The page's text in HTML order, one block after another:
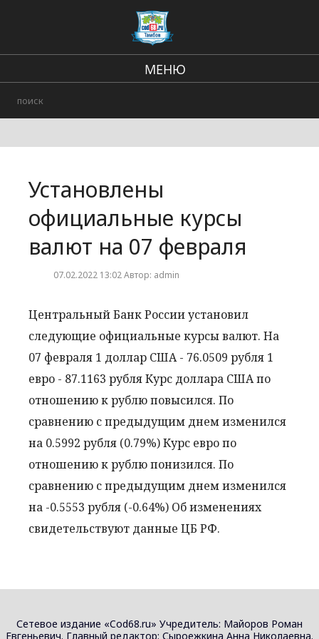
МЕНЮ
Городские события
Установлены
официальные курсы
валют на 07 февраля
07.02.2022 13:02 Автор: admin
Центральный Банк России установил
следующие официальные курсы валют. На
07 февраля 1 доллар США - 76.0509 рубля 1
евро - 87.1163 рубля Курс доллара США по
отношению к рублю повысился. По
сравнению с предыдущим днем изменился
на 0.5992 рубля (0.79%) Курс евро по
отношению к рублю понизился. По
сравнению с предыдущим днем изменился
на -0.5553 рубля (-0.64%) Об изменениях
свидетельствуют данные ЦБ РФ.
Сетевое издание «Cod68.ru» Учредитель: Майоров Роман
Евгеньевич. Главный редактор: Сыроежкина Анна Николаевна.